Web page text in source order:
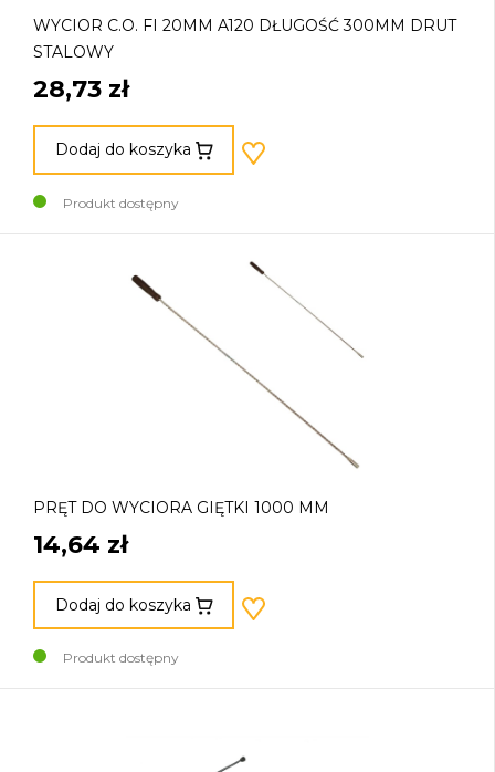
WYCIOR C.O. FI 20MM A120 DŁUGOŚĆ 300MM DRUT
STALOWY
28,73 zł
Dodaj do koszyka
Produkt dostępny
PRĘT DO WYCIORA GIĘTKI 1000 MM
14,64 zł
Dodaj do koszyka
Produkt dostępny